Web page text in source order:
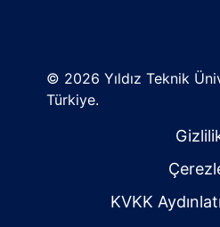
© 2026 Yıldız Teknik
Türkiye.
KVKK